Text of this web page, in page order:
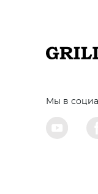
Мы в